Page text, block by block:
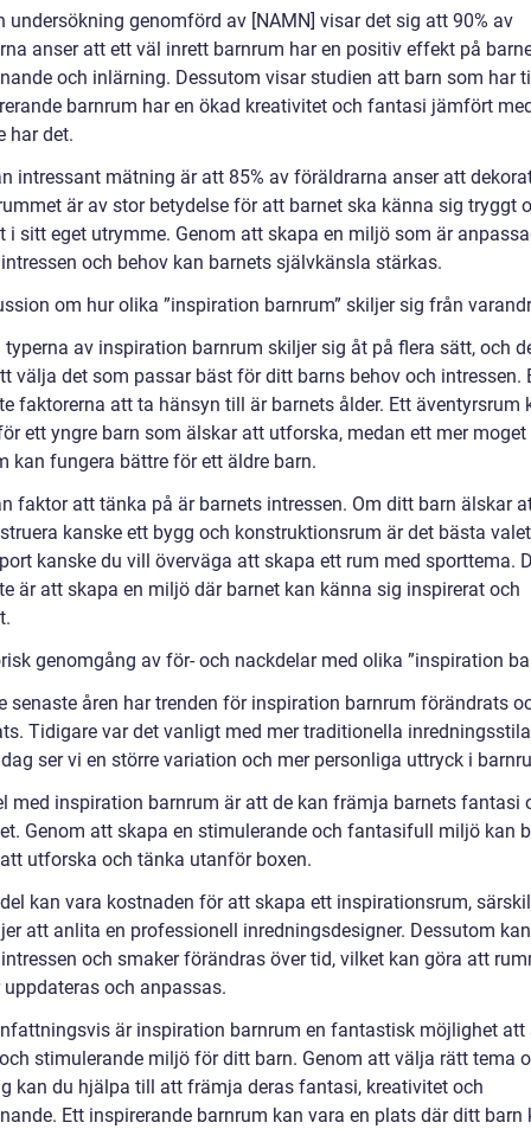
undersökning genomförd av [NAMN] visar det sig att 90% av
anser att ett väl inrett barnrum har en positiv effekt på
och inlärning. Dessutom visar studien att barn som har
barnrum har en ökad kreativitet och fantasi jämfört
har det.
intressant mätning är att 85% av föräldrarna anser att
är av stor betydelse för att barnet ska känna sig tryggt
i sitt eget utrymme. Genom att skapa en miljö som är
och behov kan barnets självkänsla stärkas.
om hur olika ”inspiration barnrum” skiljer sig från
typerna av inspiration barnrum skiljer sig åt på flera sätt, och
välja det som passar bäst för ditt barns behov och intressen.
faktorerna att ta hänsyn till är barnets ålder. Ett äventyrsrum
ett yngre barn som älskar att utforska, medan ett mer moget
kan fungera bättre för ett äldre barn.
faktor att tänka på är barnets intressen. Om ditt barn älskar
kanske ett bygg och konstruktionsrum är det bästa
kanske du vill överväga att skapa ett rum med sporttema.
är att skapa en miljö där barnet kan känna sig inspirerat och
genomgång av för- och nackdelar med olika ”inspiration
senaste åren har trenden för inspiration barnrum förändrats
Tidigare var det vanligt med mer traditionella
ser vi en större variation och mer personliga uttryck i
med inspiration barnrum är att de kan främja barnets fantasi
Genom att skapa en stimulerande och fantasifull miljö kan
utforska och tänka utanför boxen.
kan vara kostnaden för att skapa ett inspirationsrum,
att anlita en professionell inredningsdesigner. Dessutom kan
och smaker förändras över tid, vilket kan göra att
uppdateras och anpassas.
är inspiration barnrum en fantastisk möjlighet att
stimulerande miljö för ditt barn. Genom att välja rätt tema
kan du hjälpa till att främja deras fantasi, kreativitet och
Ett inspirerande barnrum kan vara en plats där ditt barn